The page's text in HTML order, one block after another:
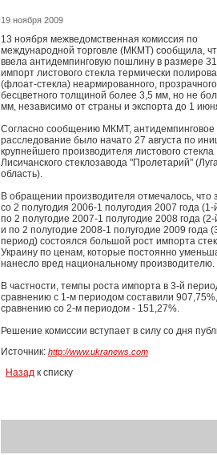
19 ноября 2009
13 ноября межведомственная комиссия по
международной торговле (МКМТ) сообщила,
ввела антидемпинговую пошлину в размере
импорт листового стекла термически
(флоат-стекла) неармированного,
бесцветного толщиной более 3,5 мм, но не
мм, независимо от страны и экспорта до 1
Согласно сообщению МКМТ, антидемпинговое
расследование было начато 27 августа по
крупнейшего производителя листового стекла
Лисичанского стеклозавода "Пролетарий"
область).
В обращении производителя отмечалось, что
со 2 полугодия 2006-1 полугодия 2007 года
по 2 полугодие 2007-1 полугодие 2008 года
и по 2 полугодие 2008-1 полугодие 2009 года
период) состоялся большой рост импорта
Украину по ценам, которые постоянно
нанесло вред национальному производителю.
В частности, темпы роста импорта в 3-й
сравнению с 1-м периодом составили
сравнению со 2-м периодом - 151,27%.
Решение комиссии вступает в силу со дня
Источник: http://www.ukranews.com
Назад к списку